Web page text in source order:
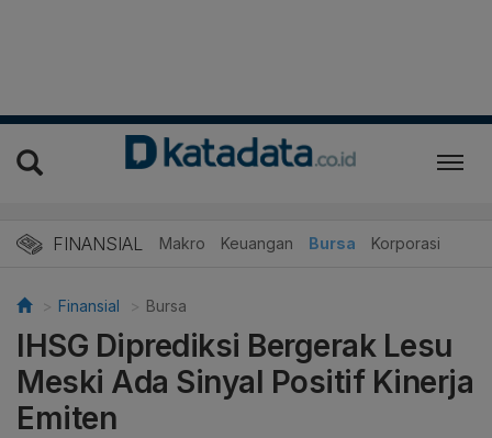
FINANSIAL Makro Keuangan Bursa Korporasi
Finansial Bursa
IHSG Diprediksi Bergerak Lesu
Meski Ada Sinyal Positif Kinerja
Emiten